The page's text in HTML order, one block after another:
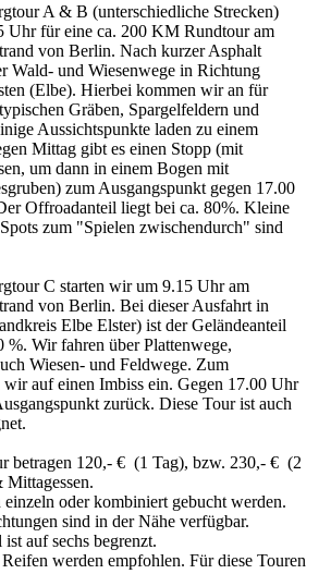
A & B (unterschiedliche Strecken)
Uhr für eine ca. 200 KM Rundtour am
von Berlin. Nach kurzer Asphalt
Wald- und Wiesenwege in Richtung
(Elbe). Hierbei kommen wir an für
Gräben, Spargelfeldern und
Aussichtspunkte laden zu einem
Mittag gibt es einen Stopp (mit
um dann in einem Bogen mit
zum Ausgangspunkt gegen 17.00
Offroadanteil liegt bei ca. 80%. Kleine
zum "Spielen zwischendurch" sind
C starten wir um 9.15 Uhr am
von Berlin. Bei dieser Ausfahrt in
Elbe Elster) ist der Geländeanteil
%. Wir fahren über Plattenwege,
Wiesen- und Feldwege. Zum
wir auf einen Imbiss ein. Gegen 17.00 Uhr
zurück. Diese Tour ist auch
betragen 120,- € (1 Tag), bzw. 230,- € (2
Mittagessen.
oder kombiniert gebucht werden.
sind in der Nähe verfügbar.
auf sechs begrenzt.
werden empfohlen. Für diese Touren